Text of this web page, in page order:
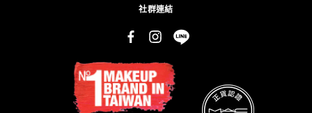
社群連結